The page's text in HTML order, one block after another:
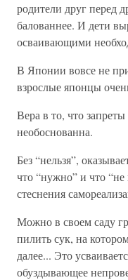
родители друг перед
балованнее. И дети
осваивающими
В Японии вовсе не
взрослые японцы
Вера в то, что
необоснованна.
Без “нельзя”,
что “нужно” и что
стеснения
Можно в своем саду
пилить сук, на
далее... Это
обуздывающее